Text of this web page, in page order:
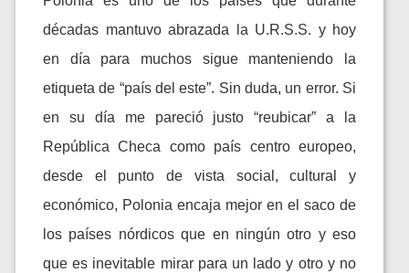
décadas mantuvo abrazada la U.R.S.S. y hoy
en día para muchos sigue manteniendo la
etiqueta de “país del este”. Sin duda, un error. Si
en su día me pareció justo “reubicar” a la
República Checa como país centro europeo,
desde el punto de vista social, cultural y
económico, Polonia encaja mejor en el saco de
los países nórdicos que en ningún otro y eso
que es inevitable mirar para un lado y otro y no